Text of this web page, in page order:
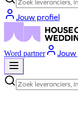
Jouw profiel
Word partner